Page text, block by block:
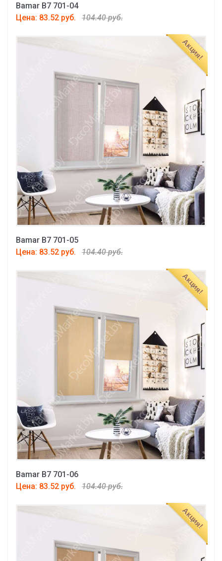
Bamar B7 701-04
Цена: 83.52 руб.
104.40 руб.
Акция!
Bamar B7 701-05
Цена: 83.52 руб.
104.40 руб.
Акция!
Bamar B7 701-06
Цена: 83.52 руб.
104.40 руб.
Акция!